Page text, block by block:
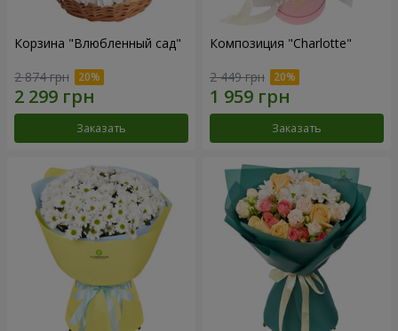
Корзина "Влюбленный сад"
2 874 грн
Заказать
Композиция "Charlotte"
2 449 грн
Заказать